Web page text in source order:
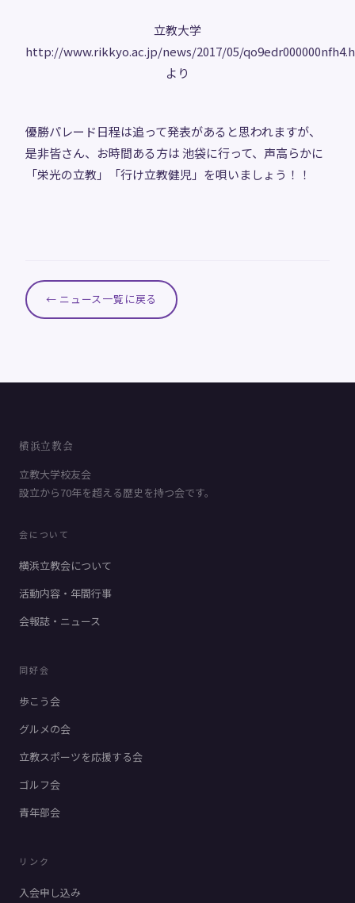
立教大学
http://www.rikkyo.ac.jp/news/2017/05/
より
優勝パレード日程は追って発表があると思われますが、
是非皆さん、お時間ある方は 池袋に行って、声高らかに
「栄光の立教」「行け立教健児」を唄いましょう！！
← ニュース一覧に戻る
横浜立教会
立教大学校友会
設立から70年を超える歴史を持つ会です。
会について
横浜立教会について
活動内容・年間行事
会報誌・ニュース
同好会
歩こう会
グルメの会
立教スポーツを応援する会
ゴルフ会
青年部会
リンク
入会申し込み